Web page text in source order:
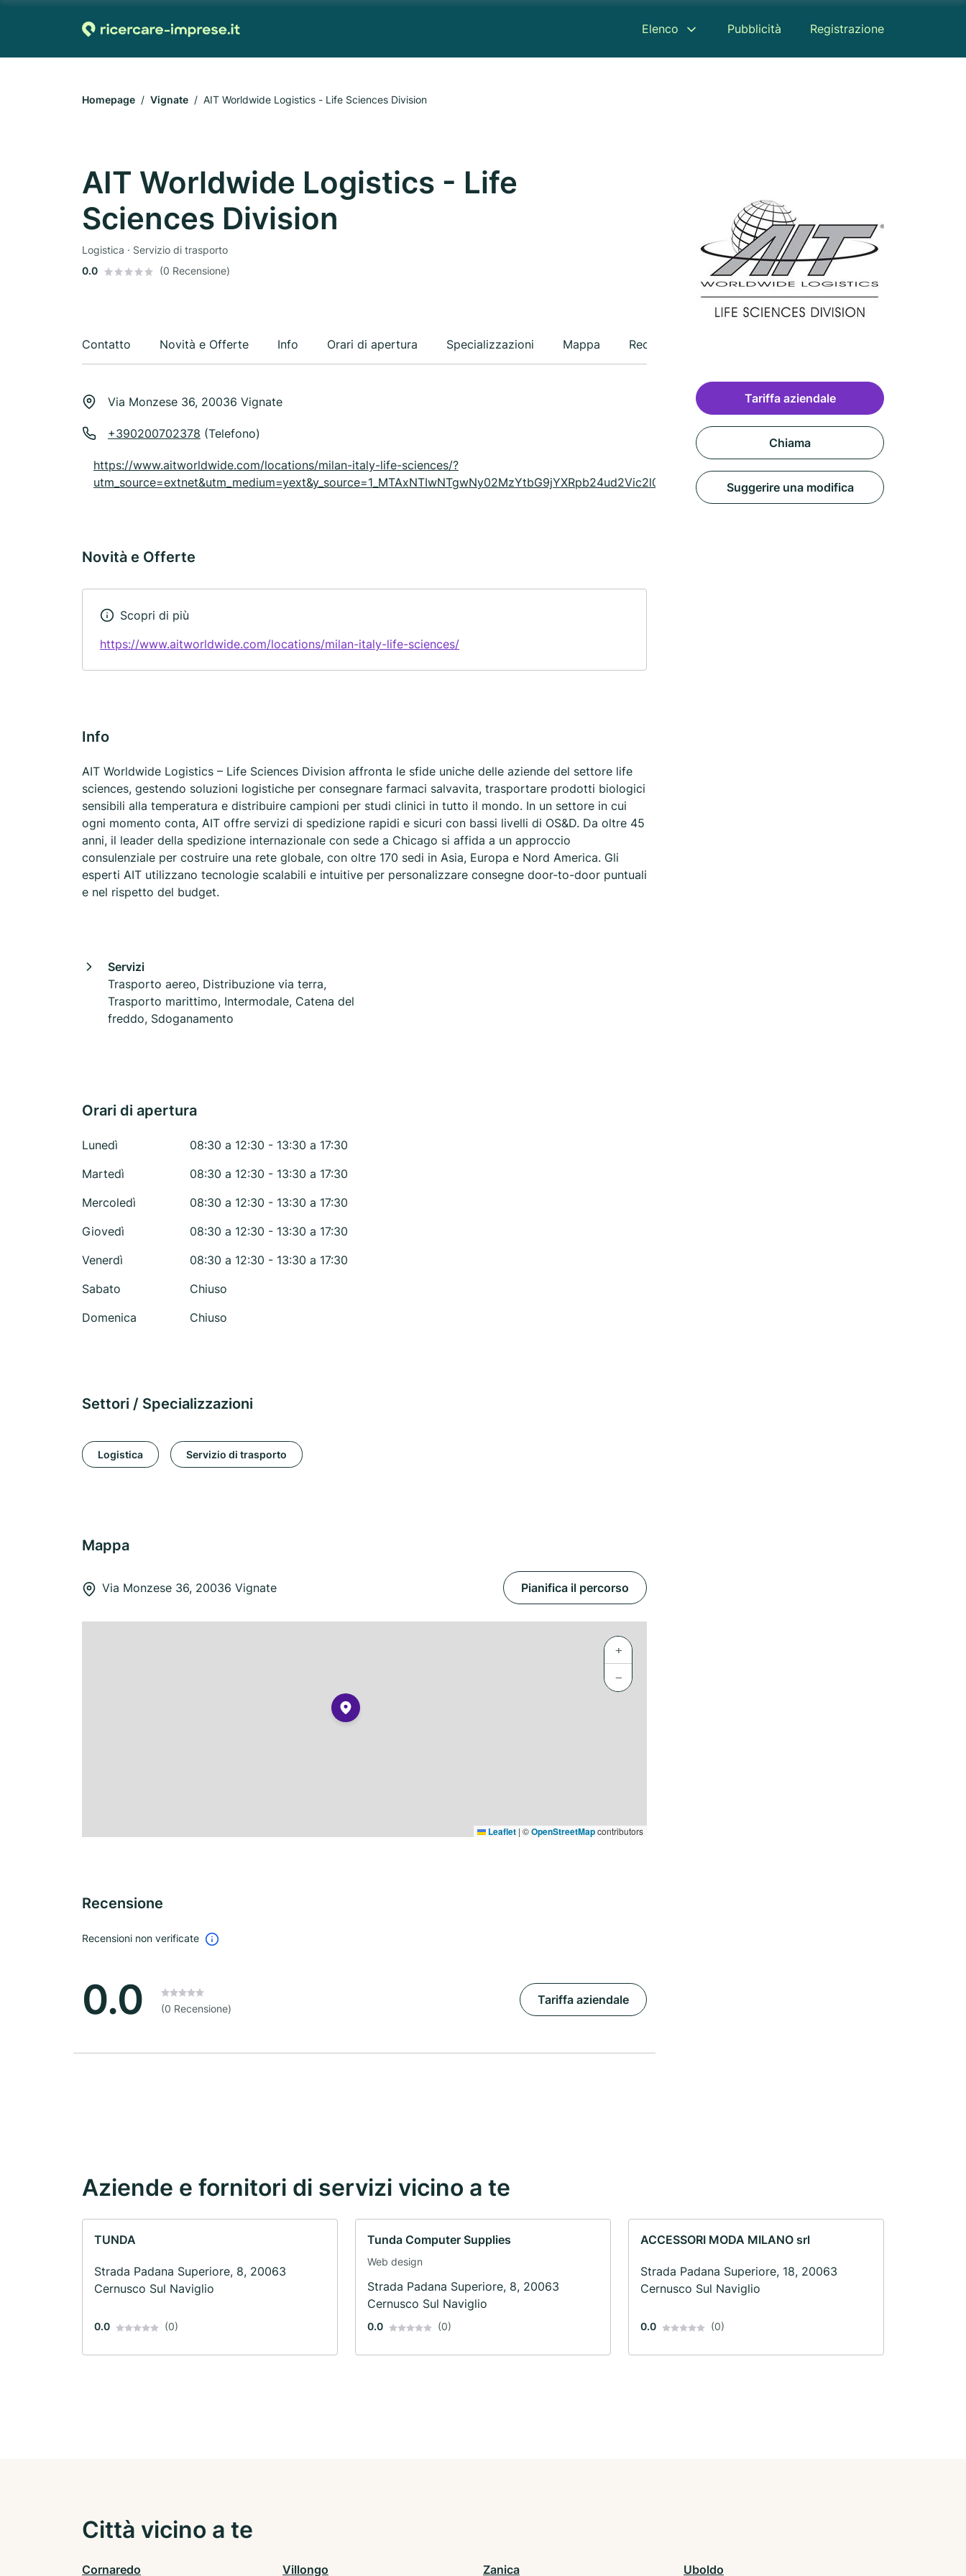
Elenco Pubblicità Registrazione
Homepage Vignate AIT Worldwide Logistics - Life Sciences Division
AIT Worldwide Logistics - Life
Sciences Division
Logistica · Servizio di trasporto
0.0
(0 Recensione)
Contatto Novità e Offerte Info Orari di apertura Specializzazioni Mappa Recensione
Via Monzese 36, 20036 Vignate
+390200702378 (Telefono)
https://www.aitworldwide.com/locations/milan-italy-life-sciences/?
utm_source=extnet&utm_medium=yext&y_source=1_MTAxNTIwNTgwNy02MzYtbG9jYXRpb24ud2Vic2l0ZQ%3D%3D
Novità e Offerte
Scopri di più
https://www.aitworldwide.com/locations/milan-italy-life-sciences/
Info
AIT Worldwide Logistics – Life Sciences Division affronta le sfide uniche delle aziende del settore life
sciences, gestendo soluzioni logistiche per consegnare farmaci salvavita, trasportare prodotti biologici
sensibili alla temperatura e distribuire campioni per studi clinici in tutto il mondo. In un settore in cui
ogni momento conta, AIT offre servizi di spedizione rapidi e sicuri con bassi livelli di OS&D. Da oltre 45
anni, il leader della spedizione internazionale con sede a Chicago si affida a un approccio
consulenziale per costruire una rete globale, con oltre 170 sedi in Asia, Europa e Nord America. Gli
esperti AIT utilizzano tecnologie scalabili e intuitive per personalizzare consegne door-to-door puntuali
e nel rispetto del budget.
Servizi
Trasporto aereo, Distribuzione via terra,
Trasporto marittimo, Intermodale, Catena del
freddo, Sdoganamento
Orari di apertura
Lunedì
08:30 a 12:30 - 13:30 a 17:30
Martedì
08:30 a 12:30 - 13:30 a 17:30
Mercoledì
08:30 a 12:30 - 13:30 a 17:30
Giovedì
08:30 a 12:30 - 13:30 a 17:30
Venerdì
08:30 a 12:30 - 13:30 a 17:30
Sabato
Chiuso
Domenica
Chiuso
Settori / Specializzazioni
Logistica Servizio di trasporto
Mappa
Via Monzese 36, 20036 Vignate Pianifica il percorso
+
−
Leaflet | ©OpenStreetMapcontributors
Recensione
Recensioni non verificate
0.0 (0 Recensione)
Tariffa aziendale
Tariffa aziendale
Chiama
Suggerire una modifica
Aziende e fornitori di servizi vicino a te
TUNDA
Strada Padana Superiore, 8, 20063
Cernusco Sul Naviglio
0.0 (0)
Tunda Computer Supplies
Web design
Strada Padana Superiore, 8, 20063
Cernusco Sul Naviglio
0.0 (0)
ACCESSORI MODA MILANO srl
Strada Padana Superiore, 18, 20063
Cernusco Sul Naviglio
0.0 (0)
Città vicino a te
Cornaredo Villongo Zanica Uboldo